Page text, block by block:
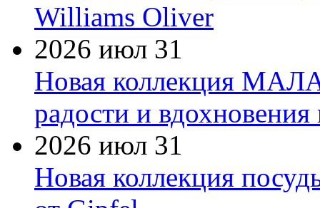
Williams Oliver
2026 июл 31
Новая коллекция
радости и
2026 июл 31
Новая коллекция